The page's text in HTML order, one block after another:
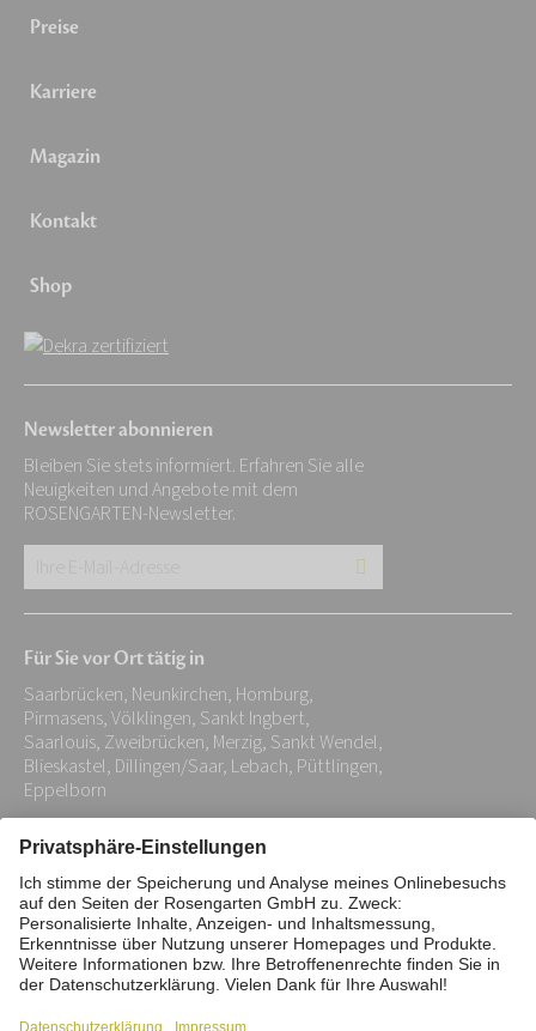
Preise
Karriere
Magazin
Kontakt
Shop
Newsletter abonnieren
Bleiben Sie stets informiert. Erfahren Sie alle
Neuigkeiten und Angebote mit dem
ROSENGARTEN-Newsletter.
Adresse:
*
Für Sie vor Ort tätig in
Saarbrücken, Neunkirchen, Homburg,
Pirmasens, Völklingen, Sankt Ingbert,
Saarlouis, Zweibrücken, Merzig, Sankt Wendel,
Blieskastel, Dillingen/Saar, Lebach, Püttlingen,
Eppelborn
Impressum Datenschutz
Stiftung
Interne Meldestelle
Zahlungsmittel
Barrierefreiheitserklärung
Vertrag widerrufen